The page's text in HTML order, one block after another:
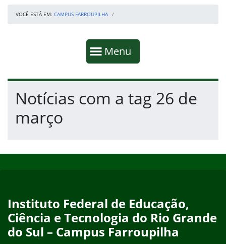
VOCÊ ESTÁ EM: CAMPUS FARROUPILHA
Mostrar
Menu
Fim da navegação
Início do conteúdo
Notícias com a tag 26 de
março
Instituto Federal de Educação,
Ciência e Tecnologia do Rio Grande
do Sul – Campus Farroupilha